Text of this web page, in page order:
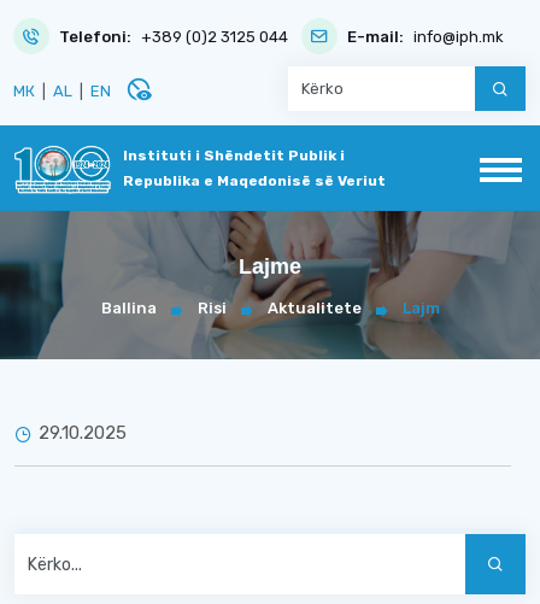
Telefoni: +389 (0)2 3125 044 E-mail: info@iph.mk
МК AL EN disabled_visible
Instituti i Shëndetit Publik i
Republika e Maqedonisë së Veriut
Lajme
Ballina Risi Aktualitete Lajm
29.10.2025